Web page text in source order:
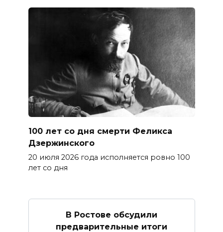
100 лет со дня смерти Феликса
Дзержинского
20 июля 2026 года исполняется ровно 100
лет со дня
В Ростове обсудили
предварительные итоги